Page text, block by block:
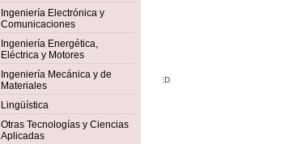
Ingeniería Electrónica y
Comunicaciones
Ingeniería Energética,
Eléctrica y Motores
Ingeniería Mecánica y de
Materiales
Lingüística
Otras Tecnologías y Ciencias
Aplicadas